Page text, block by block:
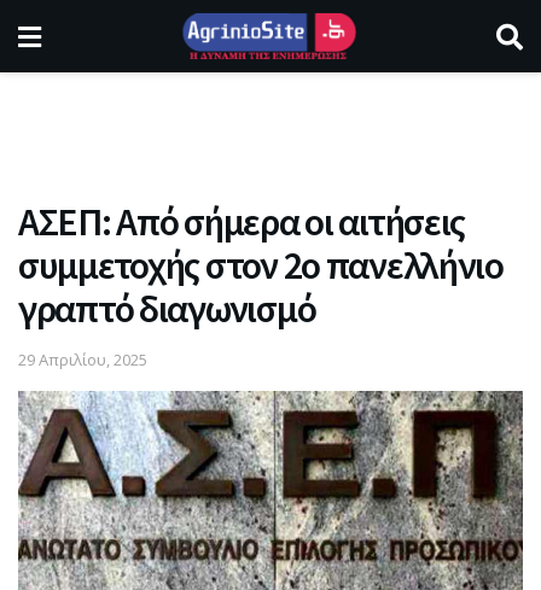
ΑΣΕΠ: Από σήμερα οι αιτήσεις
συμμετοχής στον 2ο πανελλήνιο
γραπτό διαγωνισμό
29 Απριλίου, 2025